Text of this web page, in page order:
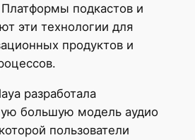
подкастов и
эти технологии для
продуктов и
разработала
большую модель аудио
пользователи